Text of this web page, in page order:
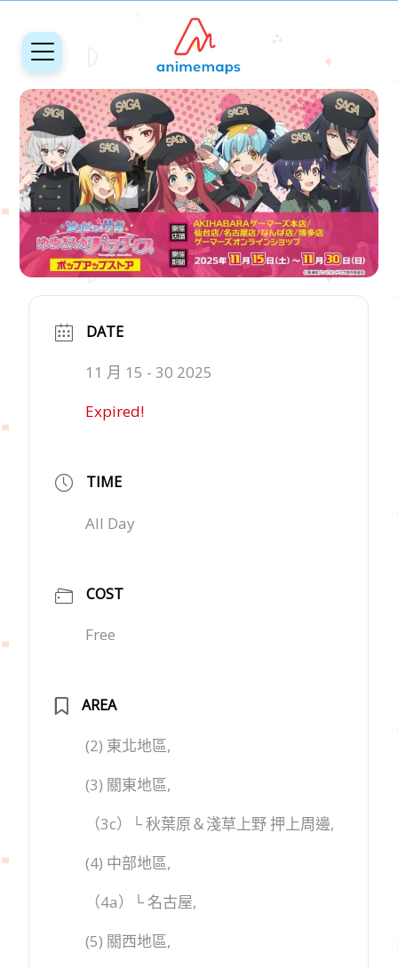
DATE
11 月 15 - 30 2025
Expired!
TIME
All Day
COST
Free
AREA
(2) 東北地區,
(3) 關東地區,
（3c）└ 秋葉原＆淺草上野 押上周邊,
(4) 中部地區,
（4a）└ 名古屋,
(5) 關西地區,